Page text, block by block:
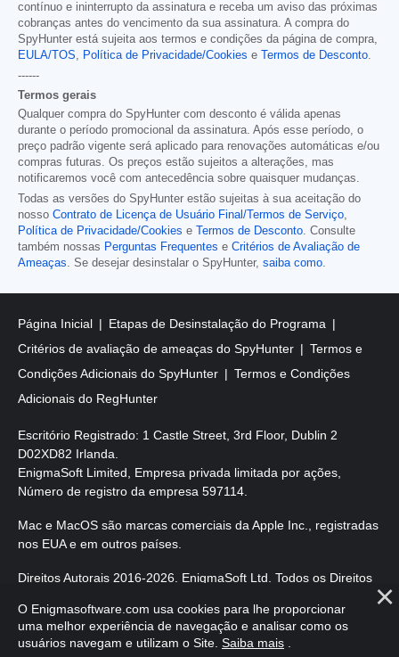
contínuo e ininterrupto da assinatura e receba um aviso das próximas
cobranças antes do vencimento da sua assinatura. A compra do
SpyHunter está sujeita aos termos e condições da página de compra,
EULA/TOS, Política de Privacidade/Cookies e Termos de Desconto.
------
Termos gerais
Qualquer compra do SpyHunter com desconto é válida apenas
durante o período promocional da assinatura. Após esse período, o
preço padrão vigente será aplicado para renovações automáticas e/ou
compras futuras. Os preços estão sujeitos a alterações, mas
notificaremos você com antecedência sobre quaisquer mudanças.
Todas as versões do SpyHunter estão sujeitas à sua aceitação do
nosso Contrato de Licença de Usuário Final/Termos de Serviço,
Política de Privacidade/Cookies e Termos de Desconto. Consulte
também nossas Perguntas Frequentes e Critérios de Avaliação de
Ameaças. Se desejar desinstalar o SpyHunter, saiba como.
Página Inicial
Etapas de Desinstalação do Programa
Critérios de avaliação de ameaças do SpyHunter
Termos e
Condições Adicionais do SpyHunter
Termos e Condições
Adicionais do RegHunter
Escritório Registrado: 1 Castle Street, 3rd Floor, Dublin 2
D02XD82 Irlanda.
EnigmaSoft Limited, Empresa privada limitada por ações,
Número de registro da empresa 597114.
Mac e MacOS são marcas comerciais da Apple Inc., registradas
nos EUA e em outros países.
Direitos Autorais 2016-2026. EnigmaSoft Ltd. Todos os Direitos
O Enigmasoftware.com usa cookies para lhe proporcionar
uma melhor experiência de navegação e analisar como os
usuários navegam e utilizam o Site. Saiba mais